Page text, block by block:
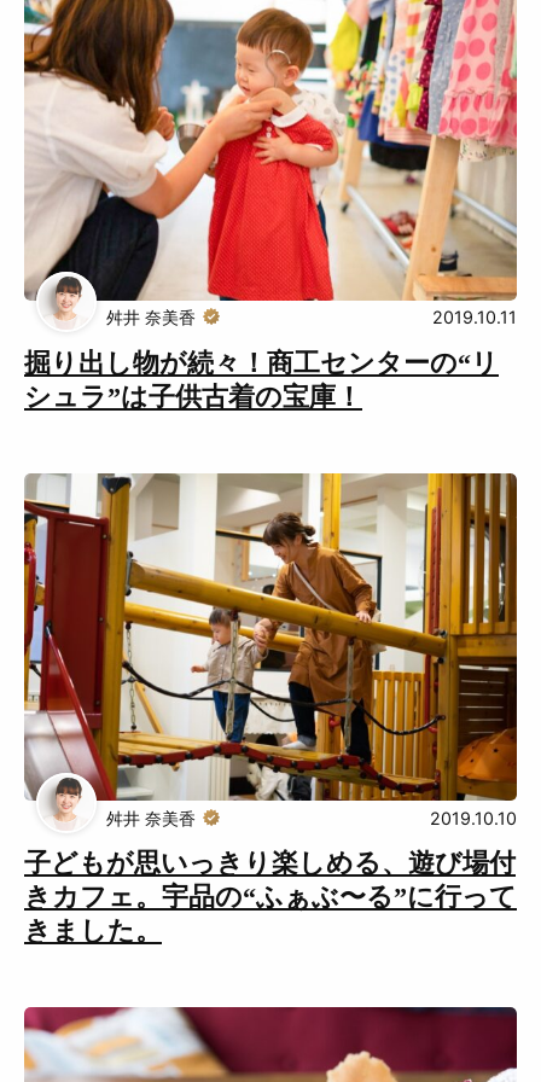
掘り出し物が続々！商工センターの“リ
シュラ”は子供古着の宝庫！
舛井 奈美香 2019.10.11
子どもが思いっきり楽しめる、遊び場付
きカフェ。宇品の“ふぁぶ〜る”に行って
きました。
舛井 奈美香 2019.10.10